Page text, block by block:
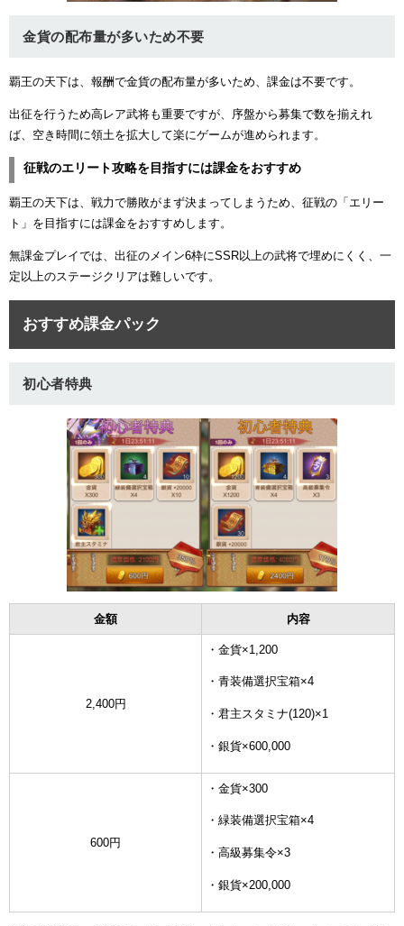
金貨の配布量が多いため不要
覇王の天下は、報酬で金貨の配布量が多いため、課金は不要です。
出征を行うため高レア武将も重要ですが、序盤から募集で数を揃えれ
ば、空き時間に領土を拡大して楽にゲームが進められます。
征戦のエリート攻略を目指すには課金をおすすめ
覇王の天下は、戦力で勝敗がまず決まってしまうため、征戦の「エリー
ト」を目指すには課金をおすすめします。
無課金プレイでは、出征のメイン6枠にSSR以上の武将で埋めにくく、一
定以上のステージクリアは難しいです。
おすすめ課金パック
初心者特典
金額 内容
2,400円
・金貨×1,200
・青装備選択宝箱×4
・君主スタミナ(120)×1
・銀貨×600,000
600円
・金貨×300
・緑装備選択宝箱×4
・高級募集令×3
・銀貨×200,000